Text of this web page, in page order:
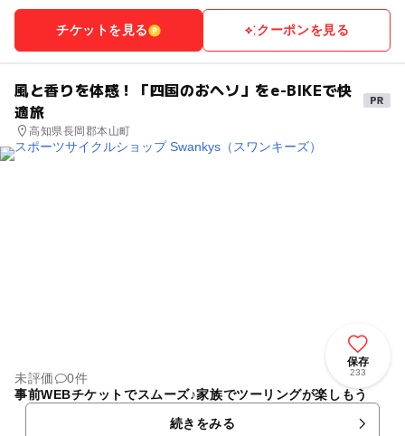
チケットを見る クーポンを見る
風と香りを体感！「四国のおヘソ」をe-BIKEで快
適旅
高知県長岡郡本山町
保存
233
未評価
0件
事前WEBチケットでスムーズ♪家族でツーリングが楽しもう
続きをみる